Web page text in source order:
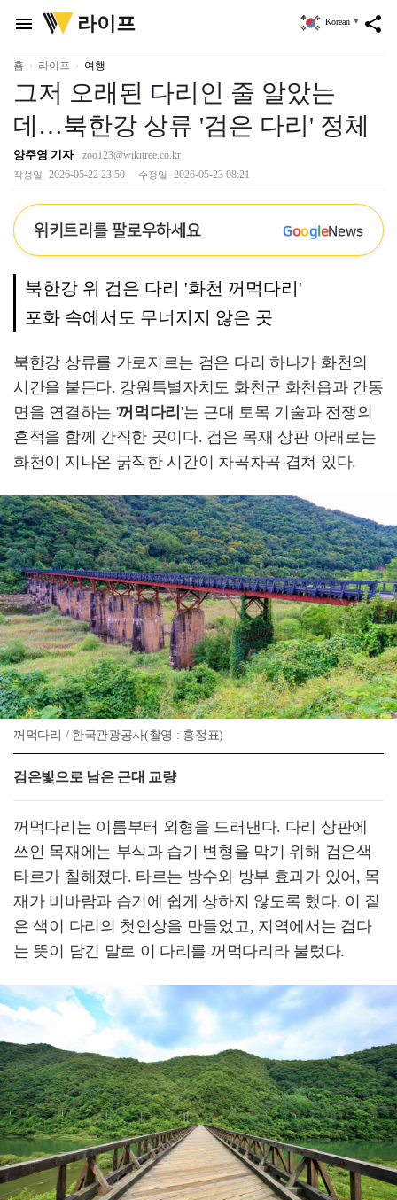
menu
위
키
리
라이프 share
Korean ▼
홈 라이프 여행
그저 오래된 다리인 줄 알았는
데…북한강 상류 '검은 다리' 정체
양주영 기자 zoo123@wikitree.co.kr
작성일 2026-05-22 23:50 수정일 2026-05-23 08:21
위키트리를 팔로우하세요 GoogleNews
북한강 위 검은 다리 '화천 꺼먹다리'
포화 속에서도 무너지지 않은 곳
북한강 상류를 가로지르는 검은 다리 하나가 화천의
시간을 붙든다. 강원특별자치도 화천군 화천읍과 간동
면을 연결하는 '꺼먹다리'는 근대 토목 기술과 전쟁의
흔적을 함께 간직한 곳이다. 검은 목재 상판 아래로는
화천이 지나온 굵직한 시간이 차곡차곡 겹쳐 있다.
꺼먹다리 / 한국관광공사(촬영 : 홍정표)
검은빛으로 남은 근대 교량
꺼먹다리는 이름부터 외형을 드러낸다. 다리 상판에
쓰인 목재에는 부식과 습기 변형을 막기 위해 검은색
타르가 칠해졌다. 타르는 방수와 방부 효과가 있어, 목
재가 비바람과 습기에 쉽게 상하지 않도록 했다. 이 짙
은 색이 다리의 첫인상을 만들었고, 지역에서는 검다
는 뜻이 담긴 말로 이 다리를 꺼먹다리라 불렀다.